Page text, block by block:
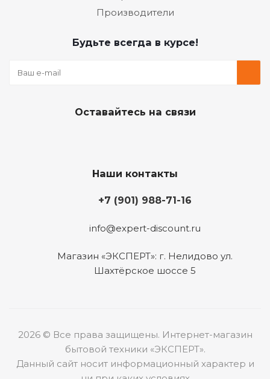
Производители
Будьте всегда в курсе!
Оставайтесь на связи
Наши контакты
+7 (901) 988-71-16
info@expert-discount.ru
Магазин «ЭКСПЕРТ»: г. Нелидово ул.
Шахтёрское шоссе 5
2026 © Все права защищены. Интернет-магазин
бытовой техники «ЭКСПЕРТ».
Данный сайт носит информационный характер и